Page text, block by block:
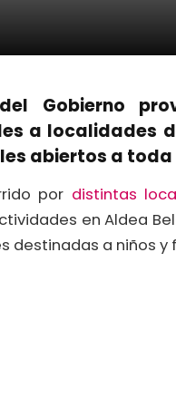
Gobierno
a localidades
abiertos a
por distintas
en Aldea
destinadas a niños y